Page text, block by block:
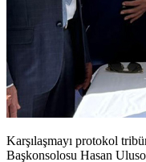
Karşılaşmayı protokol
Başkonsolosu Hasan